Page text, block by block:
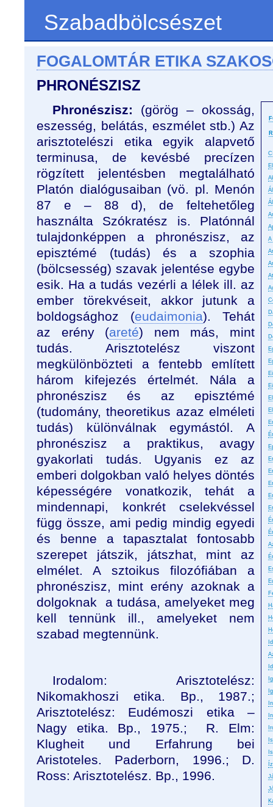
Szabadbölcsészet
FOGALOMTÁR ETIKA
PHRONÉSZISZ
A
Phronészisz: (görög – okosság,
eszesség, belátás, eszmélet stb.) Az
arisztotelészi etika egyik alapvető
terminusa, de kevésbé precízen
rögzített jelentésben megtalálható
Platón dialógusaiban (vö. pl. Menón
87 e – 88 d), de feltehetőleg
használta Szókratész is. Platónnál
tulajdonképpen a phronészisz, az
episztémé (tudás) és a szophia
(bölcsesség) szavak jelentése egybe
esik. Ha a tudás vezérli a lélek ill. az
ember törekvéseit, akkor jutunk a
boldogsághoz (eudaimonia). Tehát
az erény (areté) nem más, mint
tudás. Arisztotelész viszont
megkülönbözteti a fentebb említett
három kifejezés értelmét. Nála a
phronészisz és az episztémé
(tudomány, theoretikus azaz elméleti
tudás) különválnak egymástól. A
phronészisz a praktikus, avagy
gyakorlati tudás. Ugyanis ez az
emberi dolgokban való helyes döntés
képességére vonatkozik, tehát a
mindennapi, konkrét cselekvéssel
függ össze, ami pedig mindig egyedi
és benne a tapasztalat fontosabb
szerepet játszik, játszhat, mint az
elmélet. A sztoikus filozófiában a
phronészisz, mint erény azoknak a
dolgoknak
a tudása, amelyeket meg
kell tennünk ill., amelyeket nem
szabad megtennünk.
Irodalom: Arisztotelész:
Nikomakhoszi etika. Bp., 1987.;
Arisztotelész: Eudémoszi etika –
Nagy etika. Bp., 1975.;
R. Elm:
Klugheit und Erfahrung bei
Aristoteles. Paderborn, 1996.; D.
Ross: Arisztotelész. Bp., 1996.